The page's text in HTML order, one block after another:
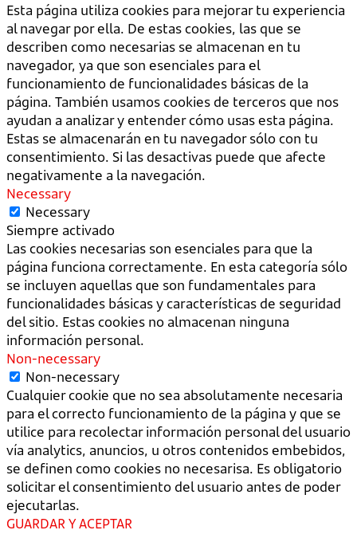
Esta página utiliza cookies para mejorar tu experiencia
al navegar por ella. De estas cookies, las que se
describen como necesarias se almacenan en tu
navegador, ya que son esenciales para el
funcionamiento de funcionalidades básicas de la
página. También usamos cookies de terceros que nos
ayudan a analizar y entender cómo usas esta página.
Estas se almacenarán en tu navegador sólo con tu
consentimiento. Si las desactivas puede que afecte
negativamente a la navegación.
Necessary
Necessary
Siempre activado
Las cookies necesarias son esenciales para que la
página funciona correctamente. En esta categoría sólo
se incluyen aquellas que son fundamentales para
funcionalidades básicas y características de seguridad
del sitio. Estas cookies no almacenan ninguna
información personal.
Non-necessary
Non-necessary
Cualquier cookie que no sea absolutamente necesaria
para el correcto funcionamiento de la página y que se
utilice para recolectar información personal del usuario
vía analytics, anuncios, u otros contenidos embebidos,
se definen como cookies no necesarisa. Es obligatorio
solicitar el consentimiento del usuario antes de poder
ejecutarlas.
GUARDAR Y ACEPTAR